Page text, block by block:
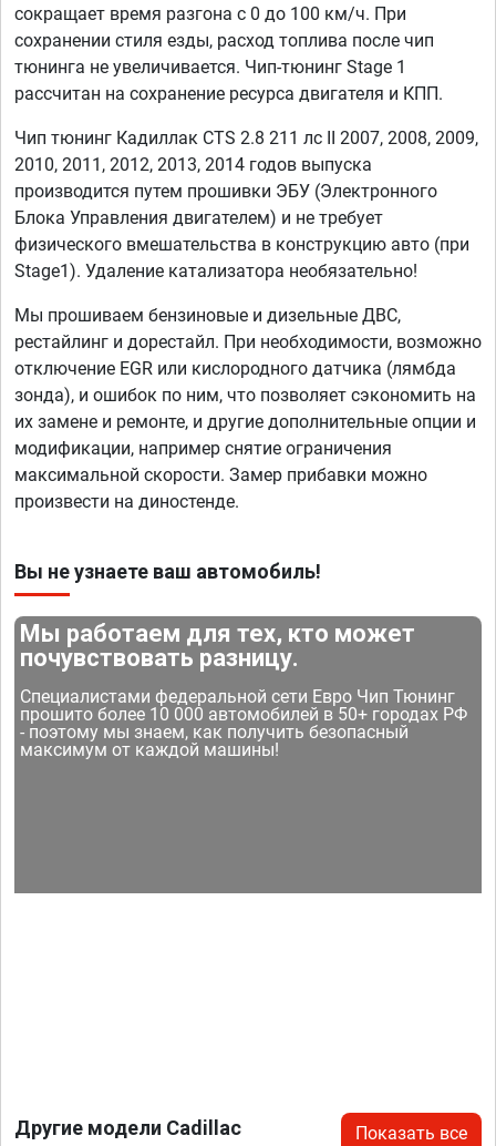
сокращает время разгона с 0 до 100 км/ч. При
сохранении стиля езды, расход топлива после чип
тюнинга не увеличивается. Чип-тюнинг Stage 1
рассчитан на сохранение ресурса двигателя и КПП.
Чип тюнинг Кадиллак CTS 2.8 211 лс II 2007, 2008, 2009,
2010, 2011, 2012, 2013, 2014 годов выпуска
производится путем прошивки ЭБУ (Электронного
Блока Управления двигателем) и не требует
физического вмешательства в конструкцию авто (при
Stage1). Удаление катализатора необязательно!
Мы прошиваем бензиновые и дизельные ДВС,
рестайлинг и дорестайл. При необходимости, возможно
отключение EGR или кислородного датчика (лямбда
зонда), и ошибок по ним, что позволяет сэкономить на
их замене и ремонте, и другие дополнительные опции и
модификации, например снятие ограничения
максимальной скорости. Замер прибавки можно
произвести на диностенде.
Вы не узнаете ваш автомобиль!
Мы работаем для тех, кто может
почувствовать разницу.
Специалистами федеральной сети Евро Чип Тюнинг
прошито более 10 000 автомобилей в 50+ городах РФ
- поэтому мы знаем, как получить безопасный
максимум от каждой машины!
Другие модели Cadillac Показать все